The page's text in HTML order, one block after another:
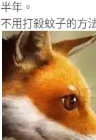
半年。
不用打殺蚊子的方